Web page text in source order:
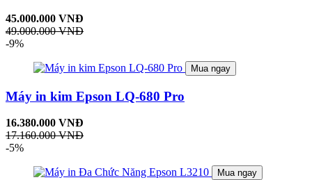
45.000.000 VNĐ
49.000.000 VNĐ
-9%
Mua ngay
Máy in kim Epson LQ-680 Pro
16.380.000 VNĐ
17.160.000 VNĐ
-5%
Mua ngay